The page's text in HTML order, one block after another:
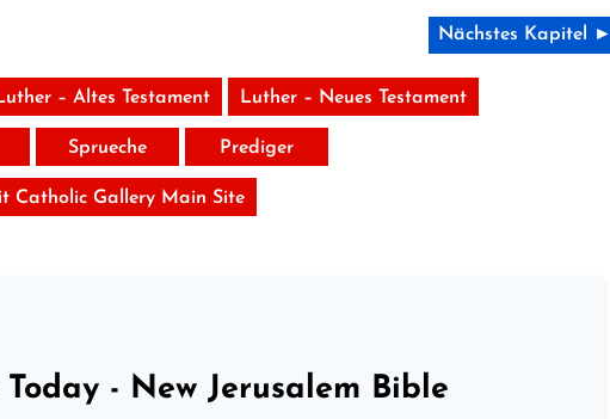
Nächstes Kapitel ►
– Altes Testament Luther – Neues Testament
Sprueche Prediger
Catholic Gallery Main Site
- New Jerusalem Bible